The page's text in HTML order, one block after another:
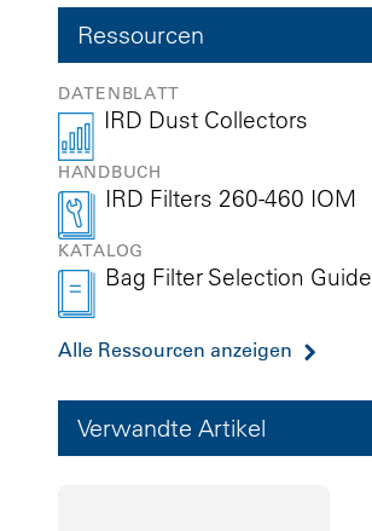
Ressourcen
DATENBLATT
IRD Dust Collectors
HANDBUCH
IRD Filters 260-460 IOM
KATALOG
Bag Filter Selection Guide
Alle Ressourcen anzeigen
Verwandte Artikel